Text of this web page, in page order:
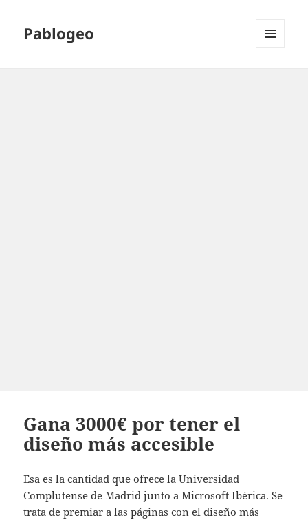
Pablogeo
Gana 3000€ por tener el
diseño más accesible
Esa es la cantidad que ofrece la Universidad
Complutense de Madrid junto a Microsoft Ibérica. Se
trata de premiar a las páginas con el diseño más